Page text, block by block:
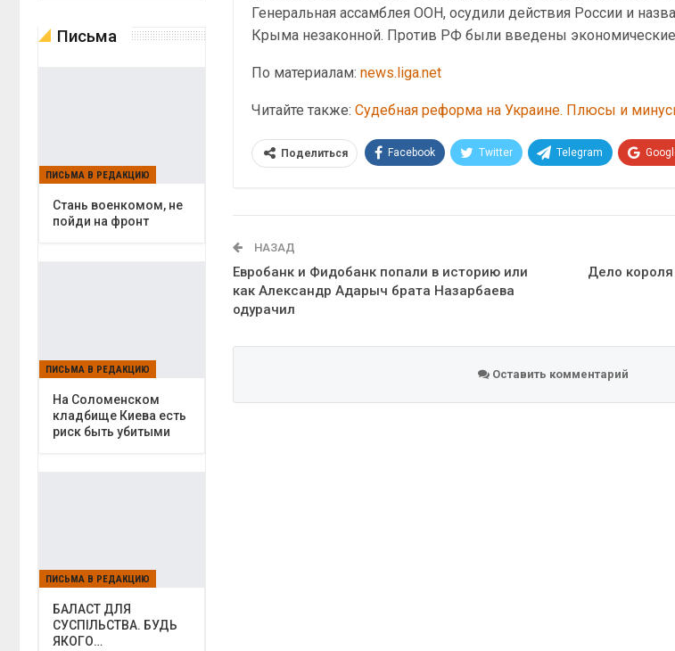
Генеральная ассамблея ООН, осудили действия России и
Крыма незаконной. Против РФ были введены экономические
По материалам:news.liga.net
Читайте также:Судебная реформа на Украине. Плюсы и
Поделиться Facebook Twitter Telegram
НАЗАД
Евробанк и Фидобанк попали в историю или
как Александр Адарыч брата Назарбаева
одурачил
Дело
Оставить комментарий
Письма
ПИСЬМА В РЕДАКЦИЮ
Cтань военкомом, не
пойди на фронт
ПИСЬМА В РЕДАКЦИЮ
На Соломенском
кладбище Киева есть
риск быть убитыми
ПИСЬМА В РЕДАКЦИЮ
БАЛАСТ ДЛЯ
СУСПІЛЬСТВА. БУДЬ
ЯКОГО…